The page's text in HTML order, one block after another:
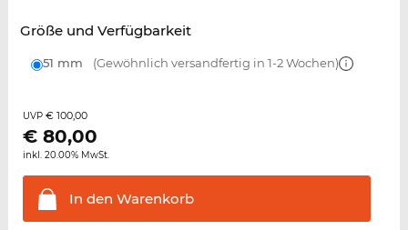
Größe und Verfügbarkeit
51 mm (Gewöhnlich versandfertig in 1-2 Wochen)
UVP € 100,00
€ 80,00
inkl. 20.00% MwSt.
In den Warenkorb